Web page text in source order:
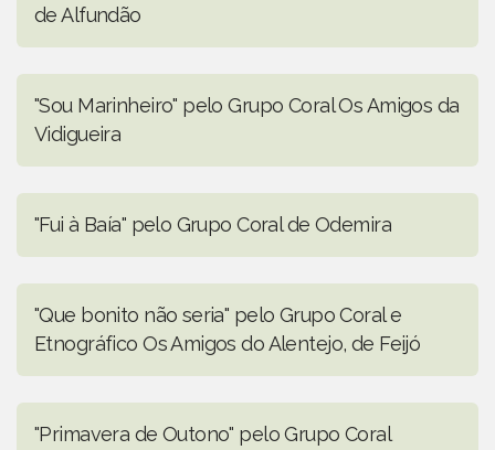
de Alfundão
"Sou Marinheiro" pelo Grupo Coral Os Amigos da
Vidigueira
"Fui à Baía" pelo Grupo Coral de Odemira
"Que bonito não seria" pelo Grupo Coral e
Etnográfico Os Amigos do Alentejo, de Feijó
"Primavera de Outono" pelo Grupo Coral